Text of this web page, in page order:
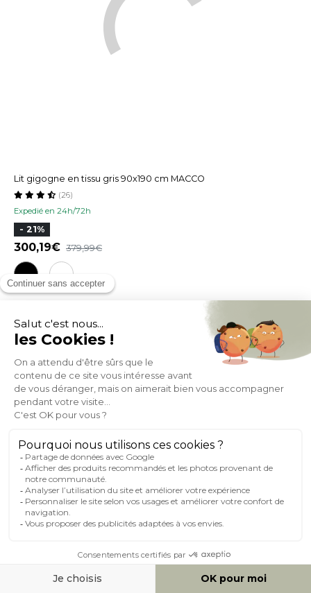
Lit gigogne en tissu gris 90x190 cm MACCO
Expedié en 24h/72h
(26)
- 21%
300,19 379,99